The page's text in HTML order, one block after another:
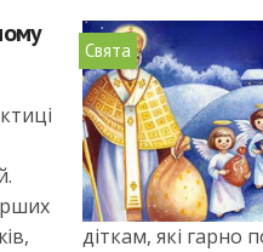
Свята
діткам, які гарно